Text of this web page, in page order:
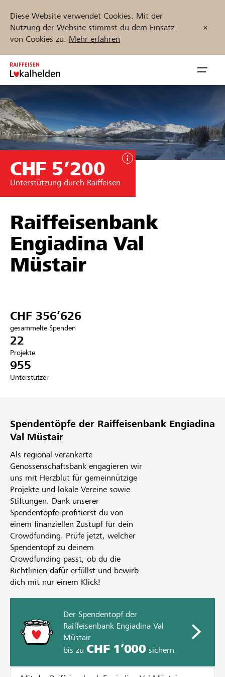
Diese Website verwendet Cookies. Mit der
Nutzung der Website stimmst du dem Einsatz
von Cookies zu. Mehr erfahren
Zum
Inhalt
springen
öffnen
Unterstützen
Hilfe & Support
Partner / Raiffeisenbank
Registrieren
Projekte und Organisationen finden
Jetzt starten
DE
CHF 5’200
Unterstützung durch Raiffeisen
Raiffeisenbank
Engiadina Val
Müstair
CHF 356’626
gesammelte Spenden
22
Projekte
955
Unterstützer
Spendentöpfe der Raiffeisenbank Engiadina
Val Müstair
Als regional verankerte
Genossenschaftsbank engagieren wir
uns mit Herzblut für gemeinnützige
Projekte und lokale Vereine sowie
Stiftungen. Dank unserer
Spendentöpfe profitierst du von
einem finanziellen Zustupf für dein
Crowdfunding. Prüfe jetzt, welcher
Spendentopf zu deinem
Crowdfunding passt, ob du die
Richtlinien dafür erfüllst und bewirb
dich mit nur einem Klick!
Der Spendentopf der
Raiffeisenbank Engiadina Val
Müstair
bis zu CHF 1’000sichern